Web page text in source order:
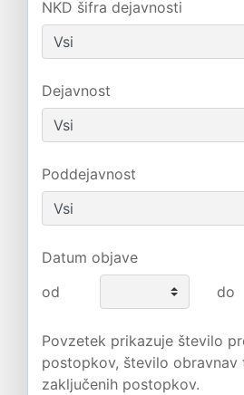
NKD šifra dejavnosti
Dejavnost
Poddejavnost
Datum objave
od
do
Povzetek prikazuje število
postopkov, število obravnav
zaključenih postopkov.